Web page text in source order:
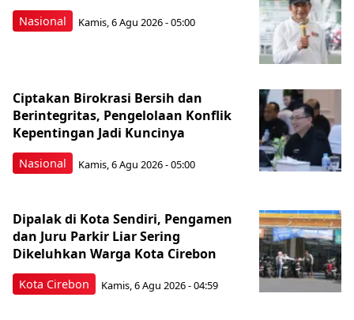
Nasional Kamis, 6 Agu 2026 - 05:00
Nasional
Ciptakan Birokrasi Bersih dan
Berintegritas, Pengelolaan Konflik
Kepentingan Jadi Kuncinya
Kamis, 6 Agu 2026 - 05:00
Kota Cirebon
Dipalak di Kota Sendiri, Pengamen
dan Juru Parkir Liar Sering
Dikeluhkan Warga Kota Cirebon
Kamis, 6 Agu 2026 - 04:59